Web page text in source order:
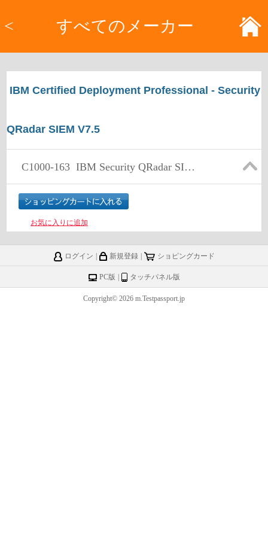
< すべてのメーカー
IBM Certified Deployment Professional - Security
QRadar SIEM V7.5
C1000-163 IBM Security QRadar SIEM V7.5 Deployment
お気に入りに追加
ログイン 新規登録 ショピングカード
PC版 タッチパネル版
Copyright© 2026 m.Testpassport.jp